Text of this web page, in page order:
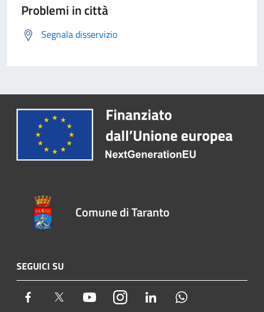
Problemi in città
Segnala disservizio
Comune di Taranto
SEGUICI SU
Facebook Twitter YoutubeInstagram LinkedIn